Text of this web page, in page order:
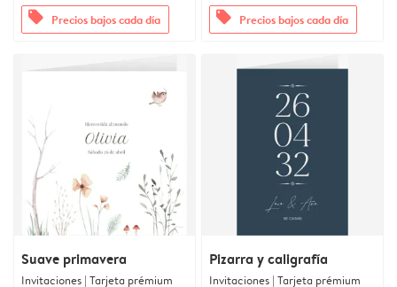
offers Precios bajos cada día offers Precios bajos cada día
Suave primavera
Invitaciones | Tarjeta prémium
Pizarra y caligrafía
Invitaciones | Tarjeta prémium